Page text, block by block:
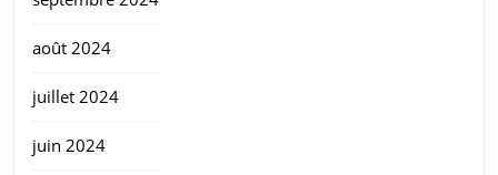
août 2024
juillet 2024
juin 2024